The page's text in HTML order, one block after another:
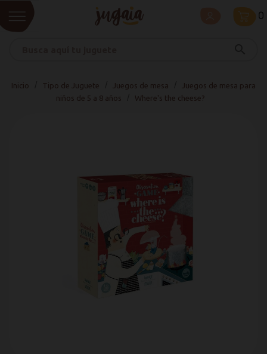
0
Inicio Tipo de Juguete Juegos de mesa
Juegos de mesa para
niños de 5 a 8 años
Where's the cheese?